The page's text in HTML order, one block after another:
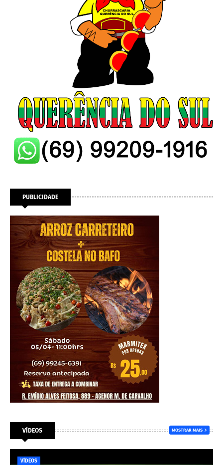
PUBLICIDADE
VÍDEOS MOSTRAR MAIS
VÍDEOS